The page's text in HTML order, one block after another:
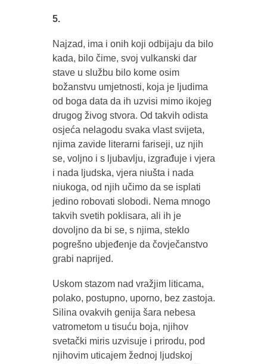
5.
Najzad, ima i onih koji odbijaju da bilo
kada, bilo čime, svoj vulkanski dar
stave u službu bilo kome osim
božanstvu umjetnosti, koja je ljudima
od boga data da ih uzvisi mimo ikojeg
drugog živog stvora. Od takvih odista
osjeća nelagodu svaka vlast svijeta,
njima zavide literarni fariseji, uz njih
se, voljno i s ljubavlju, izgrađuje i vjera
i nada ljudska, vjera niušta i nada
niukoga, od njih učimo da se isplati
jedino robovati slobodi. Nema mnogo
takvih svetih poklisara, ali ih je
dovoljno da bi se, s njima, steklo
pogrešno ubjeđenje da čovječanstvo
grabi naprijed.
Uskom stazom nad vražjim liticama,
polako, postupno, uporno, bez zastoja.
Silina ovakvih genija šara nebesa
vatrometom u tisuću boja, njihov
svetački miris uzvisuje i prirodu, pod
njihovim uticajem žednoj ljudskoj